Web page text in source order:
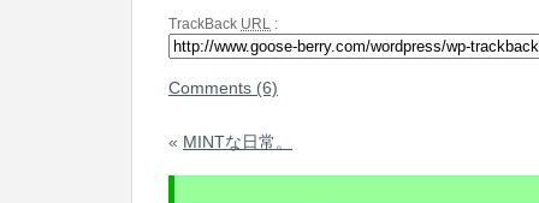
TrackBack URL :
Comments (6)
« MINTな日常。